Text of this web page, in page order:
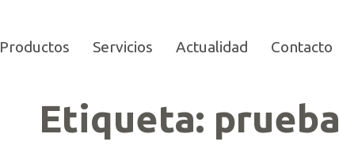
Productos Servicios Actualidad Contacto
Etiqueta: prueba